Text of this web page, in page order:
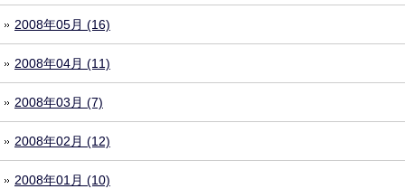
2008年05月 (16)
2008年04月 (11)
2008年03月 (7)
2008年02月 (12)
2008年01月 (10)